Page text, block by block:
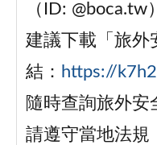
（ID:
建議下載「旅外
結： https://
隨時查詢旅外安
請遵守當地法規